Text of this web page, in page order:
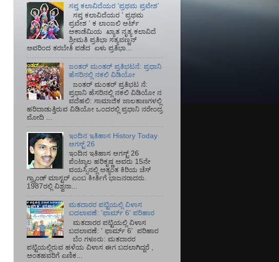
ಸಪ್ತ ಕಲಾವಿದೆಯರ ʼಪ್ರಥಮ ಪ್ರವೇಶʼ
ಸಪ್ತ ಕಲಾವಿದೆಯರ ʼ ಪ್ರಥಮ
ಪ್ರವೇಶ ʼ ಕ ಲಾಂಜಲಿ ಆರ್ಟ್
ಅಕಾಡೆಮಿಯ‌ ಖ್ಯಾತ ನೃತ್ಯ ಕಲಾವಿದೆ
ಶ್ರೀಮತಿ ಪ್ರತಿಭಾ ಸತ್ಯವಣ್ಣನ್
ಅವರಿಂದ ತರಬೇತಿ ಪಡೆದ ಏಳು ಪ್ರತಿಭಾ...
ಜಂತರ್ ಮಂತರ್ ಪ್ರತಿಭಟನೆ: ಪ್ರಧಾನಿ
ಹೆಸರಿನಲ್ಲಿ ನಕಲಿ ವಿಡಿಯೋ
ಜಂತರ್ ಮಂತರ್ ಪ್ರತಿಭಟ ನೆ:
ಪ್ರಧಾನಿ ಹೆಸರಿನಲ್ಲಿ ನಕಲಿ ವಿಡಿಯೋ ನ
ವದೆಹಲಿ: ಸಾಮಾಜಿಕ ಜಾಲತಾಣಗಳಲ್ಲಿ
ಹರಿದಾಡುತ್ತಿರುವ ವಿಡಿಯೋ ಒಂದರಲ್ಲಿ ಪ್ರಧಾನಿ ನರೇಂದ್ರ
ಮೋದಿ ...
ಇಂದಿನ ಇತಿಹಾಸ History Today
ಆಗಸ್ಟ್ 26
ಇಂದಿನ ಇತಿಹಾಸ ಆಗಸ್ಟ್ 26
ಪೆಂಟ್ಯಾಲ ಹರಿಕೃಷ್ಣ ಅವರು 15ನೇ
ವಯಸ್ಸಿನಲ್ಲಿ ಅತ್ಯಂತ ಕಿರಿಯ ಚೆಸ್
ಗ್ರ್ಯಾಂಡ್ ಮಾಸ್ಟರ್ ಎಂಬ ಕೀರ್ತಿಗೆ ಭಾಜನರಾದರು.
1987ರಲ್ಲಿ ವಿಶ್ವನಾ...
ಮತದಾರರ ಪಟ್ಟಿಯಲ್ಲಿ ವಿಳಾಸ
ಬದಲಾವಣೆ: 'ಫಾರ್ಮ್ 6' ಪರಿಹಾರ
ಮತದಾರರ ಪಟ್ಟಿಯಲ್ಲಿ ವಿಳಾಸ
ಬದಲಾವಣೆ: ' ಫಾರ್ಮ್ 6' ಪರಿಹಾರ
ಬೆಂ ಗಳೂರು: ಮತದಾರರ
ಪಟ್ಟಿಯಲ್ಲಿರುವ ಹಳೆಯ ವಿಳಾಸ ಈಗ ಬದಲಾಗಿದ್ದರೆ ,
ಅಂತಹವರಿಗೆ ಎಣಿಕ...